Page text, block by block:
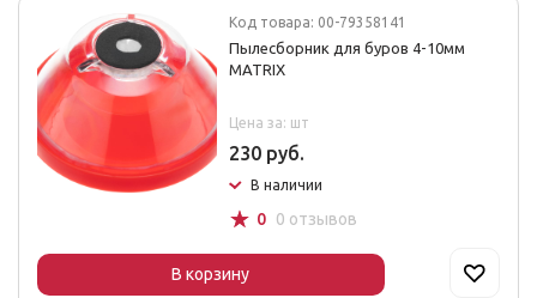
Код товара: 00-79358141
Пылесборник для буров 4-10мм
MATRIX
Цена за: шт
230 руб.
В наличии
☆ 0 0 отзывов
В корзину